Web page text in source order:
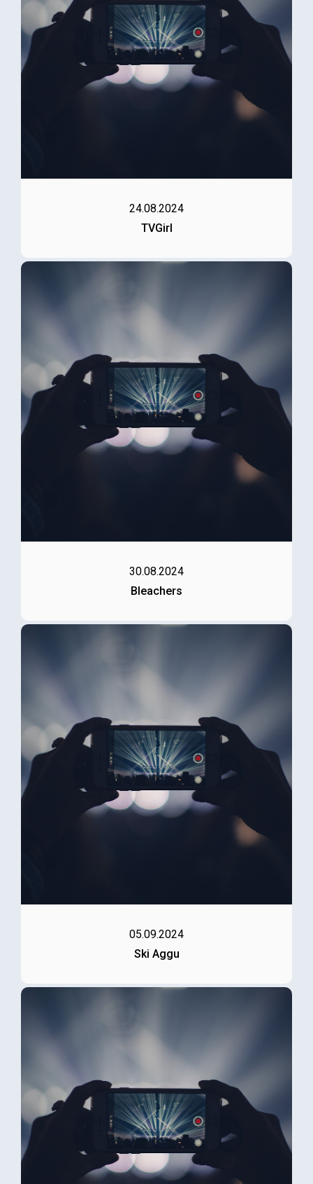
24.08.2024
TVGirl
30.08.2024
Bleachers
05.09.2024
Ski Aggu